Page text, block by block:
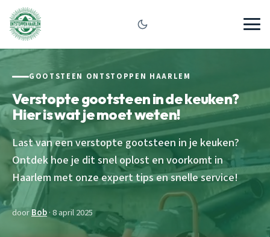
GOOTSTEEN ONTSTOPPEN HAARLEM
Verstopte gootsteen in de keuken?
Hier is wat je moet weten!
Last van een verstopte gootsteen in je keuken?
Ontdek hoe je dit snel oplost en voorkomt in
Haarlem met onze expert tips en snelle service!
doorBob· 8 april 2025